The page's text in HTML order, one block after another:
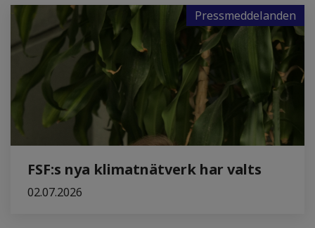
Pressmeddelanden
FSF:s nya klimatnätverk har valts
02.07.2026